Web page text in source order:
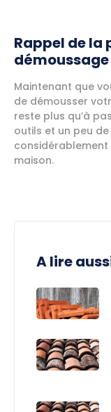
Rappel de la
démoussage
Maintenant que
de démousser
reste plus qu’à
outils et un peu
maison.
A lire